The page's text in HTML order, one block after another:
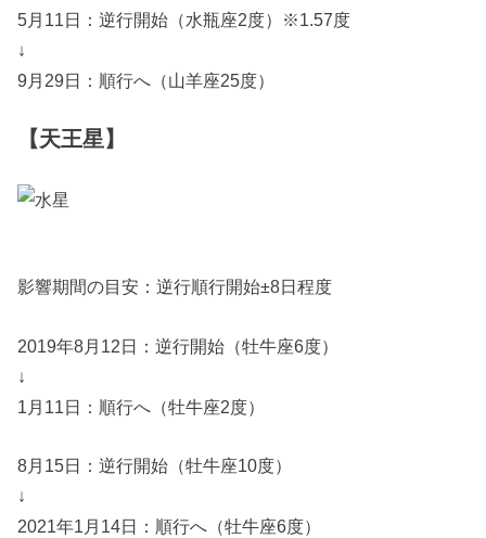
5月11日：逆行開始（水瓶座2度）※1.57度
↓
9月29日：順行へ（山羊座25度）
【天王星】
影響期間の目安：逆行順行開始±8日程度
2019年8月12日：逆行開始（牡牛座6度）
↓
1月11日：順行へ（牡牛座2度）
8月15日：逆行開始（牡牛座10度）
↓
2021年1月14日：順行へ（牡牛座6度）